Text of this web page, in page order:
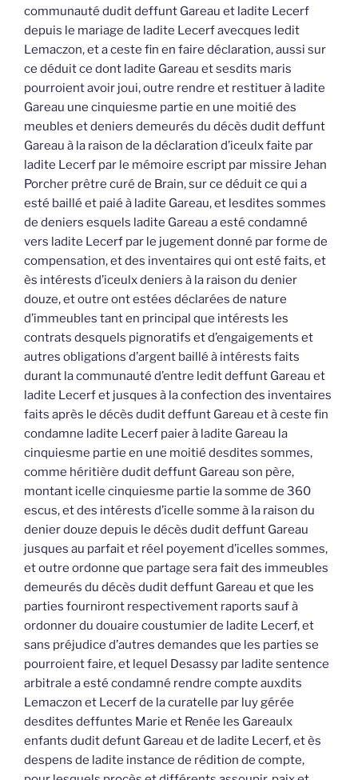
communauté dudit deffunt Gareau et ladite Lecerf
depuis le mariage de ladite Lecerf avecques ledit
Lemaczon, et a ceste fin en faire déclaration, aussi sur
ce déduit ce dont ladite Gareau et sesdits maris
pourroient avoir joui, outre rendre et restituer à ladite
Gareau une cinquiesme partie en une moitié des
meubles et deniers demeurés du décès dudit deffunt
Gareau à la raison de la déclaration d’iceulx faite par
ladite Lecerf par le mémoire escript par missire Jehan
Porcher prêtre curé de Brain, sur ce déduit ce qui a
esté baillé et paié à ladite Gareau, et lesdites sommes
de deniers esquels ladite Gareau a esté condamné
vers ladite Lecerf par le jugement donné par forme de
compensation, et des inventaires qui ont esté faits, et
ès intérests d’iceulx deniers à la raison du denier
douze, et outre ont estées déclarées de nature
d’immeubles tant en principal que intérests les
contrats desquels pignoratifs et d’engaigements et
autres obligations d’argent baillé à intérests faits
durant la communauté d’entre ledit deffunt Gareau et
ladite Lecerf et jusques à la confection des inventaires
faits après le décès dudit deffunt Gareau et à ceste fin
condamne ladite Lecerf paier à ladite Gareau la
cinquiesme partie en une moitié desdites sommes,
comme héritière dudit deffunt Gareau son père,
montant icelle cinquiesme partie la somme de 360
escus, et des intérests d’icelle somme à la raison du
denier douze depuis le décès dudit deffunt Gareau
jusques au parfait et réel poyement d’icelles sommes,
et outre ordonne que partage sera fait des immeubles
demeurés du décès dudit deffunt Gareau et que les
parties fourniront respectivement raports sauf à
ordonner du douaire coustumier de ladite Lecerf, et
sans préjudice d’autres demandes que les parties se
pourroient faire, et lequel Desassy par ladite sentence
arbitrale a esté condamné rendre compte auxdits
Lemaczon et Lecerf de la curatelle par luy gérée
desdites deffuntes Marie et Renée les Gareaulx
enfants dudit defunt Gareau et de ladite Lecerf, et ès
despens de ladite instance de rédition de compte,